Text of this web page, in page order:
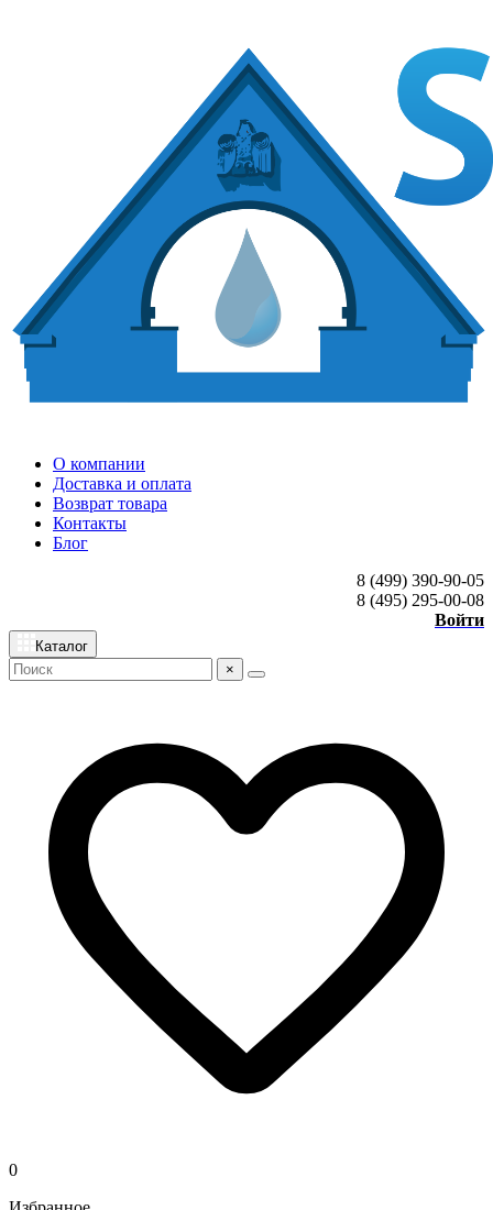
О компании
Доставка и оплата
Возврат товара
Контакты
Блог
8 (499) 390-90-05
8 (495) 295-00-08
Войти
Каталог
×
0